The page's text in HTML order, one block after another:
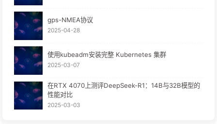
gps-NMEA协议
2025-04-28
使用kubeadm安装完整 Kubernetes 集群
2025-03-07
在RTX 4070上测评DeepSeek-R1：14B与32B模型的
性能对比
2025-03-03